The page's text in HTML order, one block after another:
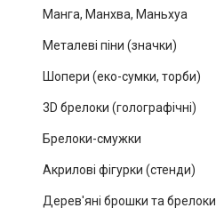
Манга, Манхва, Маньхуа
Металеві піни (значки)
Шопери (еко-сумки, торби)
3D брелоки (голографічні)
Брелоки-смужки
Акрилові фігурки (стенди)
Дерев'яні брошки та брелоки